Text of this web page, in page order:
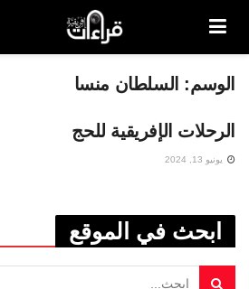
الوسم: السلطان منسا
الرحلات الإفريقية للحج
يونيو 13, 2024
ابحث في الموقع